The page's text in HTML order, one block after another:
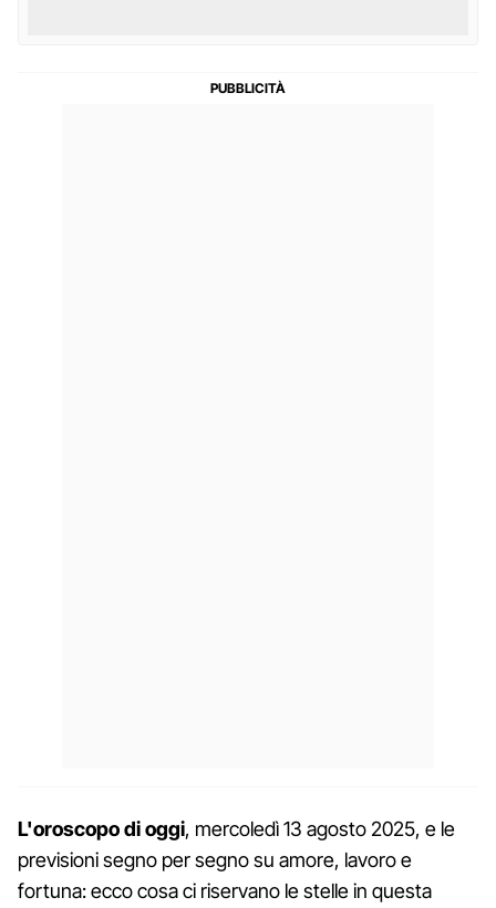
L'oroscopo di oggi, mercoledì 13 agosto 2025, e le
previsioni segno per segno su amore, lavoro e
fortuna: ecco cosa ci riservano le stelle in questa